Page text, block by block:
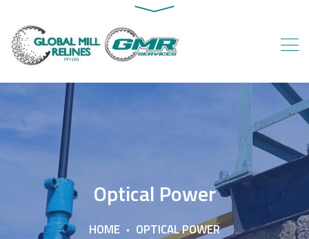
Optical Power
HOME OPTICAL POWER